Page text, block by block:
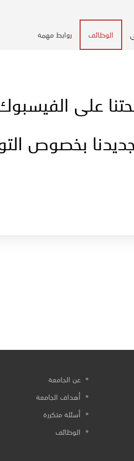
الوظائف روابط مهمة
على
بخصوص
عن الجامعة
أهداف الجامعة
أسئلة متكررة
الوظائف